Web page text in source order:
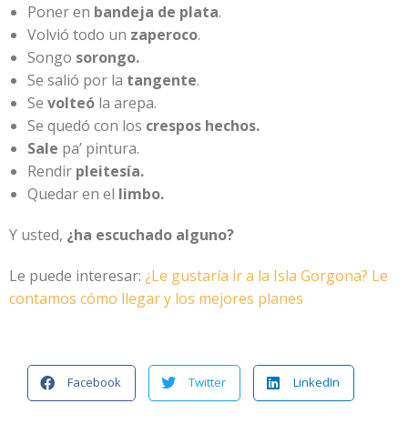
Poner en bandeja de plata.
Volvió todo un zaperoco.
Songo sorongo.
Se salió por la tangente.
Se volteó la arepa.
Se quedó con los crespos hechos.
Sale pa’ pintura.
Rendir pleitesía.
Quedar en el limbo.
Y usted, ¿ha escuchado alguno?
Le puede interesar: ¿Le gustaría ir a la Isla Gorgona? Le
contamos cómo llegar y los mejores planes
Facebook Twitter LinkedIn